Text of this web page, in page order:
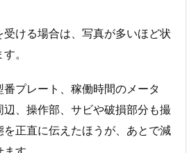
ける場合は、写真が多いほど状
。
プレート、稼働時間のメータ
、操作部、サビや破損部分も撮
正直に伝えたほうが、あとで減